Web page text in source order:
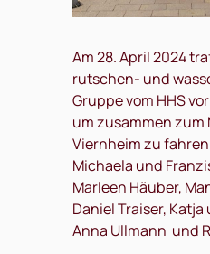
Am 28. April 2024
rutschen- und
Gruppe vom HHS
um zusammen zum
Viernheim zu
Michaela und
Marleen Häuber,
Daniel Traiser,
Anna Ullmann und